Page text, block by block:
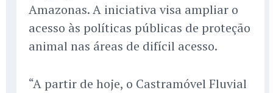
Amazonas. A iniciativa visa ampliar o
acesso às políticas públicas de proteção
animal nas áreas de difícil acesso.
“A partir de hoje, o Castramóvel Fluvial